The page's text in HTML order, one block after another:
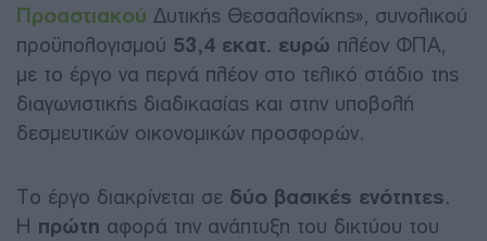
Προαστιακού Δυτικής Θεσσαλονίκης», συνολικού
προϋπολογισμού 53,4 εκατ. ευρώ πλέον ΦΠΑ,
με το έργο να περνά πλέον στο τελικό στάδιο της
διαγωνιστικής διαδικασίας και στην υποβολή
δεσμευτικών οικονομικών προσφορών.
Το έργο διακρίνεται σε δύο βασικές ενότητες.
Η πρώτη αφορά την ανάπτυξη του δικτύου του